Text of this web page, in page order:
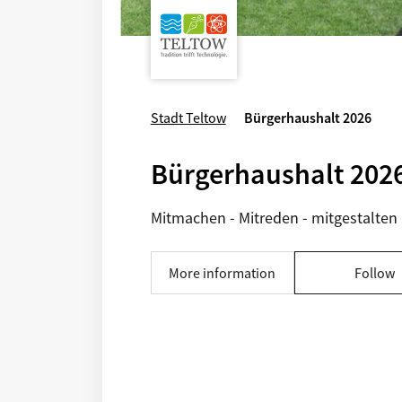
Stadt Teltow Bürgerhaushalt 2026
Bürgerhaushalt
Mitmachen - Mitreden - mitgestalten
More information Follow